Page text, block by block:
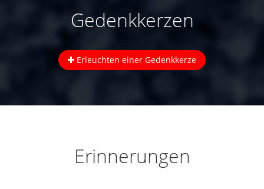
Gedenkkerzen
Erleuchten einer Gedenkkerze
Erinnerungen